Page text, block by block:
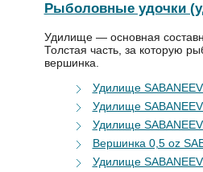
Рыболовные удочки
Удилище — основная
Толстая часть, за которую
вершинка.
Удилище
Удилище
Удилище
Вершинка 0,5 oz
Удилище